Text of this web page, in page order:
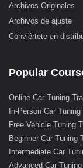
Archivos Originales
Archivos de ajuste
Conviértete en
Popular
Online Car Tuning
In-Person Car Tuning
Free Vehicle Tuning
Beginner Car Tuning
Intermediate Car
Advanced Car